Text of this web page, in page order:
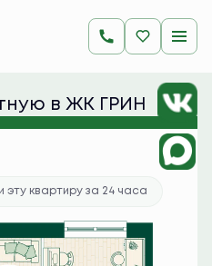
9 325 350 руб.
в ЖК ГРИН
эту квартиру за 24 часа